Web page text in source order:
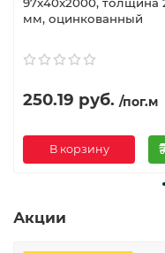
мм, оцинкованный
250.19 руб. /пог.м
В корзину
Акции